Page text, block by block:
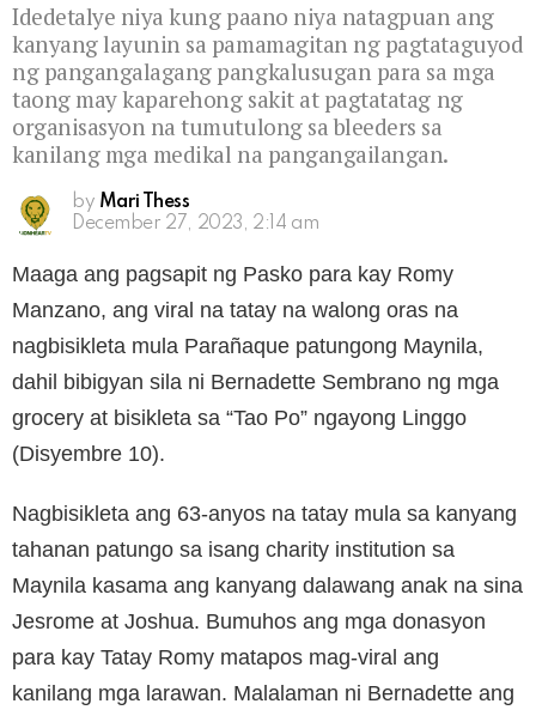
Idedetalye niya kung paano niya natagpuan ang
kanyang layunin sa pamamagitan ng pagtataguyod
ng pangangalagang pangkalusugan para sa mga
taong may kaparehong sakit at pagtatatag ng
organisasyon na tumutulong sa bleeders sa
kanilang mga medikal na pangangailangan.
by Mari Thess
December 27, 2023, 2:14 am
Maaga ang pagsapit ng Pasko para kay Romy
Manzano, ang viral na tatay na walong oras na
nagbisikleta mula Parañaque patungong Maynila,
dahil bibigyan sila ni Bernadette Sembrano ng mga
grocery at bisikleta sa “Tao Po” ngayong Linggo
(Disyembre 10).
Nagbisikleta ang 63-anyos na tatay mula sa kanyang
tahanan patungo sa isang charity institution sa
Maynila kasama ang kanyang dalawang anak na sina
Jesrome at Joshua. Bumuhos ang mga donasyon
para kay Tatay Romy matapos mag-viral ang
kanilang mga larawan. Malalaman ni Bernadette ang